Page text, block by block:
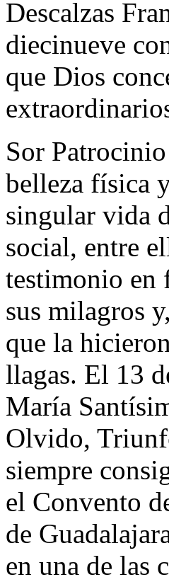
Descalzas
diecinueve
que Dios
Sor
belleza física
singular vida
social, entre
testimonio en
sus milagros
que la
llagas. El 13
María
Olvido,
siempre
el Convento
de
en una de las